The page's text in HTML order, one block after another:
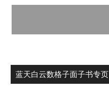
蓝天白云数格子面子书专页